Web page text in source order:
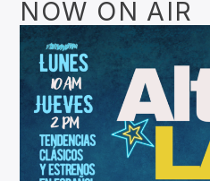
NOW ON AIR